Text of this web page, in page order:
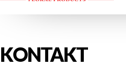
KONTAKT